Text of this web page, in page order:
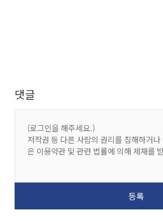
댓글